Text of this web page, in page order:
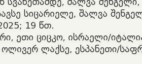
სიცარიელე, შალვა
19 წთ.
ეთი ციცკო, ისრაელი/
ლაქსე, ესპანეთი/